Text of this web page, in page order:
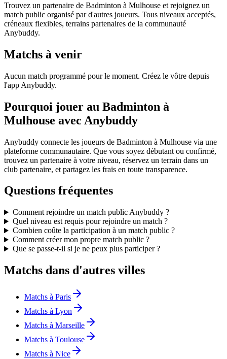
Trouvez un partenaire de Badminton à Mulhouse et rejoignez un
match public organisé par d'autres joueurs. Tous niveaux acceptés,
créneaux flexibles, terrains partenaires de la communauté
Anybuddy.
Matchs à venir
Aucun match programmé pour le moment. Créez le vôtre depuis
l'app Anybuddy.
Pourquoi jouer au Badminton à
Mulhouse avec Anybuddy
Anybuddy connecte les joueurs de Badminton à Mulhouse via une
plateforme communautaire. Que vous soyez débutant ou confirmé,
trouvez un partenaire à votre niveau, réservez un terrain dans un
club partenaire, et partagez les frais en toute transparence.
Questions fréquentes
Comment rejoindre un match public Anybuddy ?
Quel niveau est requis pour rejoindre un match ?
Combien coûte la participation à un match public ?
Comment créer mon propre match public ?
Que se passe-t-il si je ne peux plus participer ?
Matchs dans d'autres villes
Matchs à Paris
Matchs à Lyon
Matchs à Marseille
Matchs à Toulouse
Matchs à Nice